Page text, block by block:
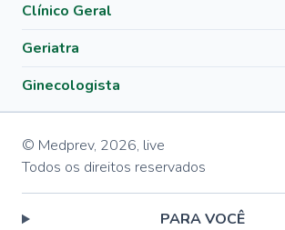
Clínico Geral
Geriatra
Ginecologista
© Medprev, 2026, live
Todos os direitos reservados
PARA VOCÊ